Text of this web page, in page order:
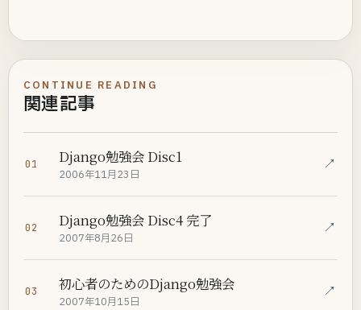
CONTINUE READING
関連記事
01 Django勉強会 Disc1
2006年11月23日
↗
02 Django勉強会 Disc4 完了
2007年8月26日
↗
03 初心者のためのDjango勉強会
2007年10月15日
↗